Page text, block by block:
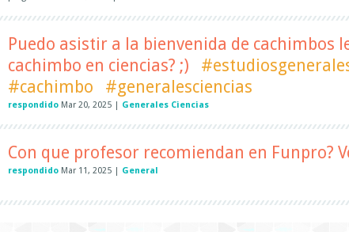
Puedo asistir a la bienvenida de cachimbos
cachimbo en ciencias? ;)
#cachimbo
#generalesciencias
respondido Mar 20, 2025 Generales Ciencias
Con que profesor recomiendan en Funpro?
respondido Mar 11, 2025 General